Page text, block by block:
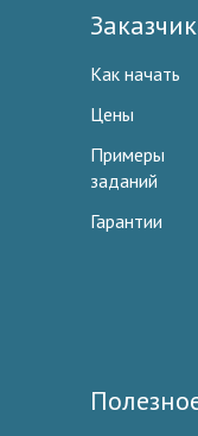
Как начать
Цены
Примеры
заданий
Гарантии